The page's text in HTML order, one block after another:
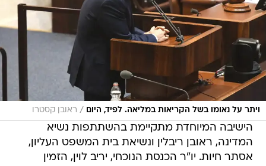
ויתר על נאומו בשל הקריאות במליאה. לפיד, היום / ראובן קסטרו
הישיבה המיוחדת מתקיימת בהשתתפות נשיא
המדינה, ראובן ריבלין ונשיאת בית המשפט העליון,
אסתר חיות. יו"ר הכנסת הנוכחי, יריב לוין, הזמין